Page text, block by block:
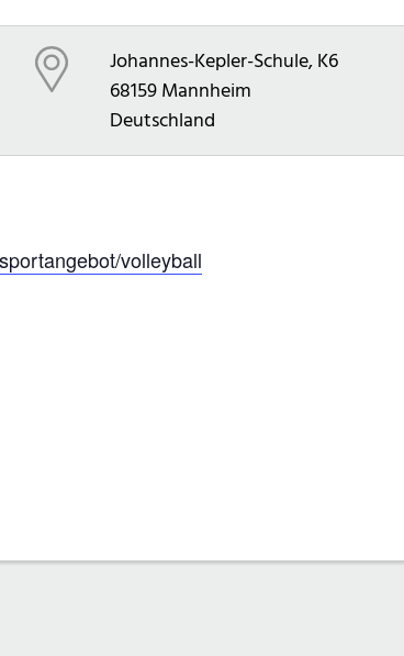
Johannes-Kepler-Schule, K6
68159 Mannheim
Deutschland
volleyball